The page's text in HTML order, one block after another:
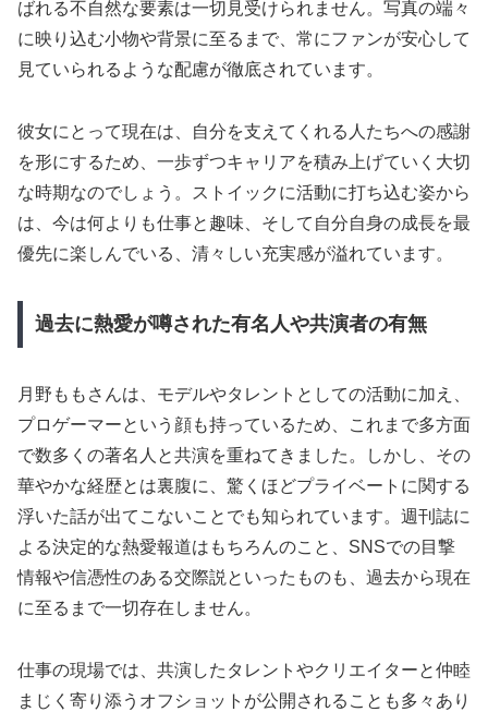
ばれる不自然な要素は一切見受けられません。写真の端々
に映り込む小物や背景に至るまで、常にファンが安心して
見ていられるような配慮が徹底されています。
彼女にとって現在は、自分を支えてくれる人たちへの感謝
を形にするため、一歩ずつキャリアを積み上げていく大切
な時期なのでしょう。ストイックに活動に打ち込む姿から
は、今は何よりも仕事と趣味、そして自分自身の成長を最
優先に楽しんでいる、清々しい充実感が溢れています。
過去に熱愛が噂された有名人や共演者の有無
月野ももさんは、モデルやタレントとしての活動に加え、
プロゲーマーという顔も持っているため、これまで多方面
で数多くの著名人と共演を重ねてきました。しかし、その
華やかな経歴とは裏腹に、驚くほどプライベートに関する
浮いた話が出てこないことでも知られています。週刊誌に
よる決定的な熱愛報道はもちろんのこと、SNSでの目撃
情報や信憑性のある交際説といったものも、過去から現在
に至るまで一切存在しません。
仕事の現場では、共演したタレントやクリエイターと仲睦
まじく寄り添うオフショットが公開されることも多々あり